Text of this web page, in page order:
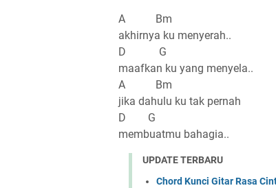
A Bm
akhirnya ku menyerah..
D G
maafkan ku yang menyela..
A Bm
jika dahulu ku tak pernah
D G
membuatmu bahagia..
UPDATE TERBARU
Chord Kunci Gitar Rasa